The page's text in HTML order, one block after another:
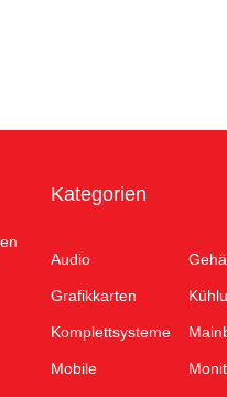
Kategorien
Audio
Grafikkarten
Komplettsysteme
Mobile